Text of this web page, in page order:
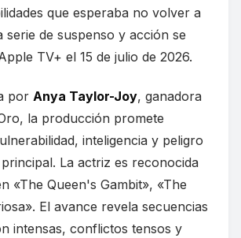
que esperaba no volver a
serie de suspenso y acción se
TV+ el 15 de julio de 2026.
por Anya Taylor-Joy, ganadora
la producción promete
inteligencia y peligro
La actriz es reconocida
«The Queen's Gambit», «The
El avance revela secuencias
intensas, conflictos tensos y